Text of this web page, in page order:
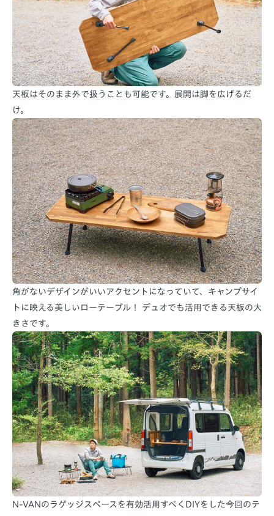
天板はそのまま外で扱うことも可能です。展開は脚を広げるだ
け。
角がないデザインがいいアクセントになっていて、キャンプサイ
トに映える美しいローテーブル！ デュオでも活用できる天板の大
きさです。
N-VANのラゲッジスペースを有効活用すべくDIYをした今回のテ